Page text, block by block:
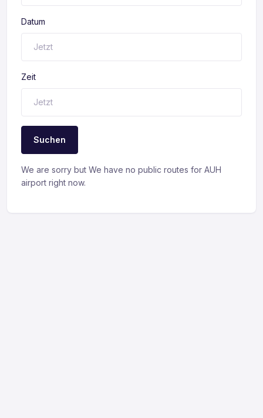
Datum
Zeit
Suchen
We are sorry but We have no public routes for AUH
airport right now.